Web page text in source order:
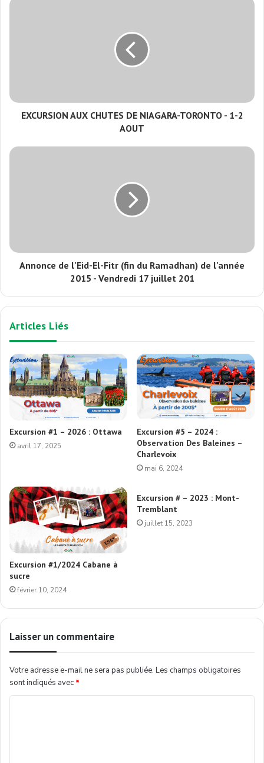
EXCURSION AUX CHUTES DE NIAGARA-TORONTO - 1-2
AOUT
Annonce de l'Eid-El-Fitr (fin du Ramadhan) de l'année
2015 - Vendredi 17 juillet 201
Articles Liés
Excursion #1 – 2026 : Ottawa
avril 17, 2025
Excursion #5 – 2024 :
Observation Des Baleines –
Charlevoix
mai 6, 2024
Excursion #1/2024 Cabane à
sucre
février 10, 2024
Excursion # – 2023 : Mont-
Tremblant
juillet 15, 2023
Laisser un commentaire
Votre adresse e-mail ne sera pas publiée. Les champs obligatoires
sont indiqués avec *